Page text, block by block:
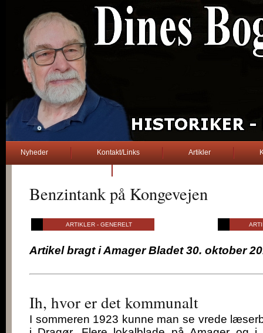
Nyheder Kontakt/Links Artikler
Benzintank på Kongevejen
ARTIKLER - GENERELT
Artikel bragt i Amager Bladet 30. oktober
Ih, hvor er det kommunalt
I sommeren 1923 kunne man se vrede